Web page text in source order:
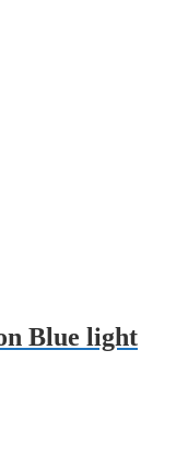
Blue light